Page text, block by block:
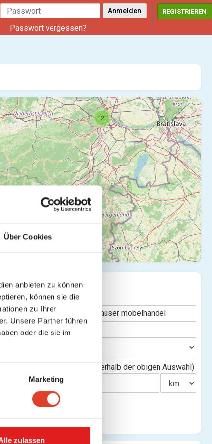
Über Cookies
anbieten zu können
können sie die
zu Ihrer
Unsere Partner führen
oder die sie im
Marketing
zulassen
Passwort vergessen?
REGISTRIEREN
2
SUCHE
Stichwort
Bundesland
Entfernung(innerhalb der obigen Auswahl)